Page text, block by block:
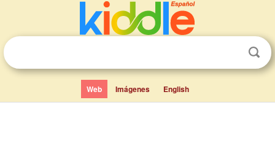
Web Imágenes English